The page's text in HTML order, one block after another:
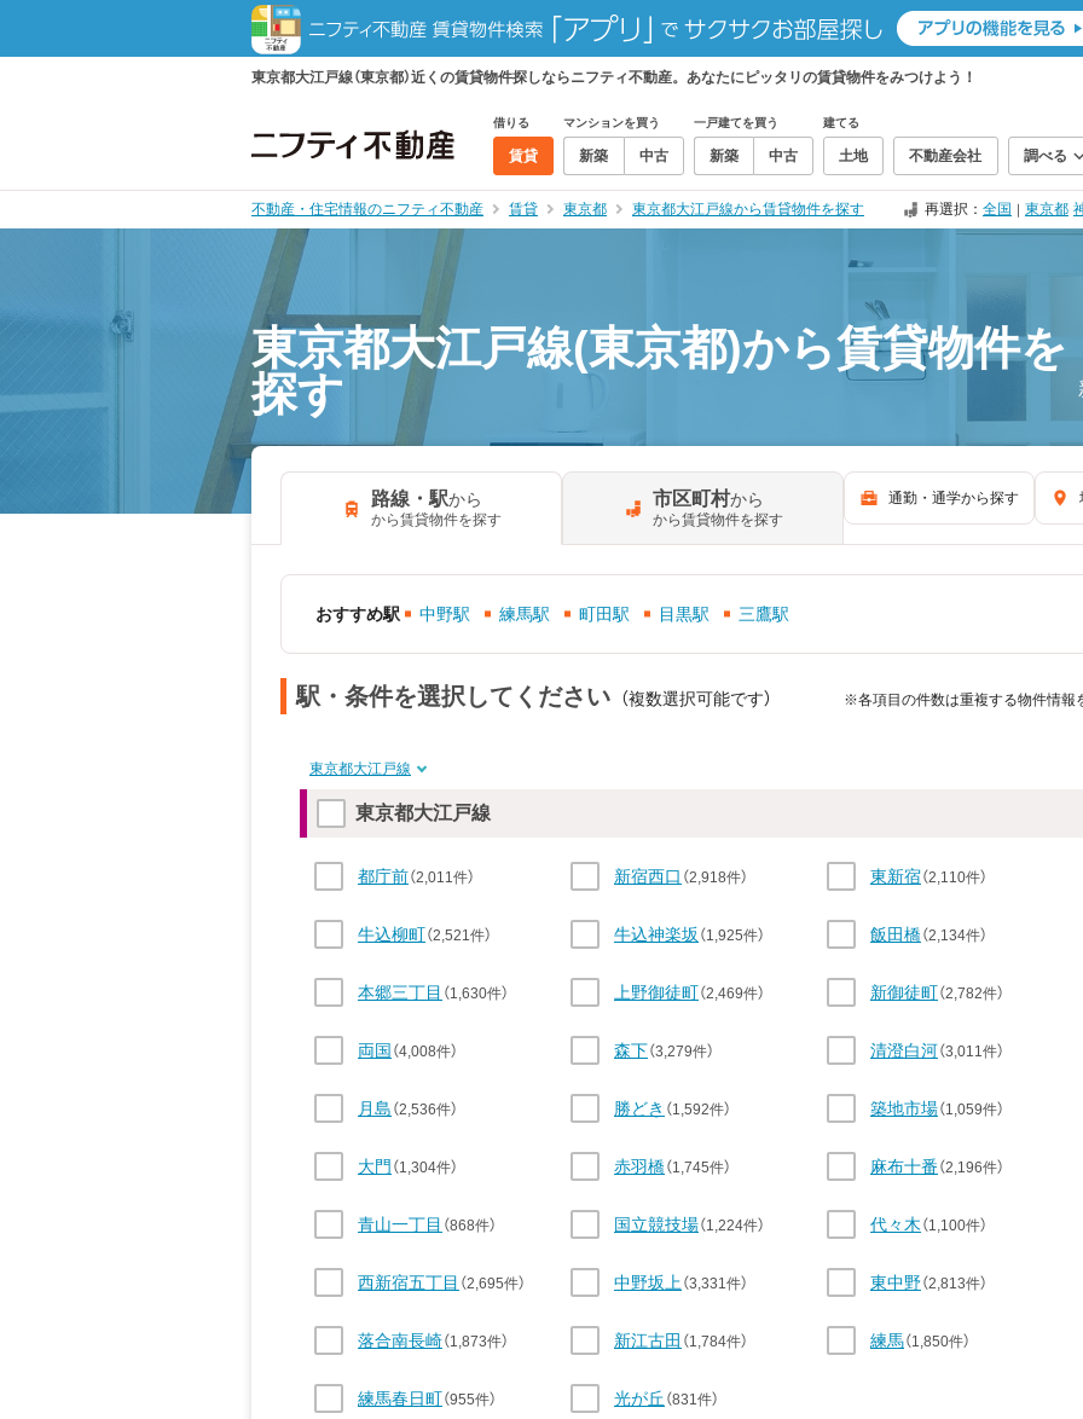
東京都大江戸線（東京都）近くの賃貸物件探しならニフティ不動産。あなたにピッタリの賃貸物件をみつけよう！
借りる
賃貸
マンションを買う
新築 中古
一戸建てを買う
新築 中古
建てる
土地 不動産会社 調べる
不動産・住宅情報のニフティ不動産 賃貸 東京都 東京都大江戸線から賃貸物件を探す 再選択： 全国 ｜ 東京都
東京都大江戸線(東京都)から賃貸物件を
探す
路線・駅から
から賃貸物件を探す
市区町村から
から賃貸物件を探す
通勤・通学から探す
おすすめ駅 中野駅 練馬駅 町田駅 目黒駅 三鷹駅
駅・条件を選択してください （複数選択可能です） ※各項目の件数は重複する物件情報
東京都大江戸線
東京都大江戸線
都庁前（2,011件） 新宿西口 （2,918件） 東新宿（2,110件）
牛込柳町（2,521件） 牛込神楽坂 （1,925件） 飯田橋（2,134件）
本郷三丁目 （1,630件） 上野御徒町（2,469件） 新御徒町（2,782件）
両国 （4,008件） 森下（3,279件） 清澄白河（3,011件）
月島 （2,536件） 勝どき （1,592件） 築地市場（1,059件）
大門 （1,304件） 赤羽橋（1,745件） 麻布十番 （2,196件）
青山一丁目 （868件） 国立競技場（1,224件） 代々木 （1,100件）
西新宿五丁目 （2,695件） 中野坂上 （3,331件） 東中野（2,813件）
落合南長崎（1,873件） 新江古田 （1,784件） 練馬（1,850件）
練馬春日町（955件） 光が丘 （831件）